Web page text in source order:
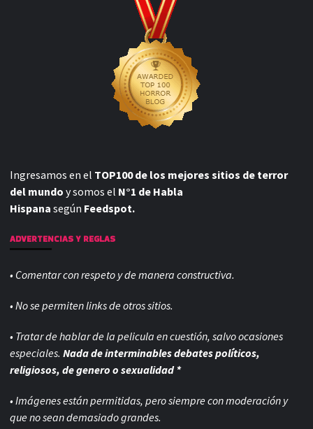
Ingresamos en el TOP100 de los mejores sitios de terror
del mundo y somos el N°1 de Habla
Hispana según Feedspot.
ADVERTENCIAS Y REGLAS
• Comentar con respeto y de manera constructiva.
• No se permiten links de otros sitios.
• Tratar de hablar de la pelicula en cuestión, salvo ocasiones
especiales. Nada de interminables debates políticos,
religiosos, de genero o sexualidad *
• Imágenes están permitidas, pero siempre conmoderación y
que no sean demasiado grandes.